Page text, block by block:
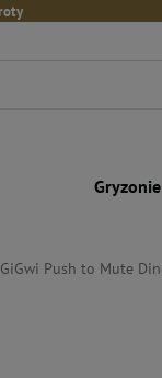
Push to Mute